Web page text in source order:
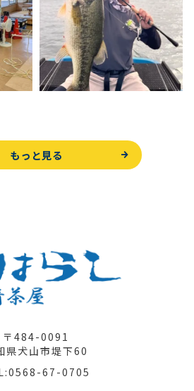
もっと見る
〒484-0091
県犬山市堤下60
67-0705